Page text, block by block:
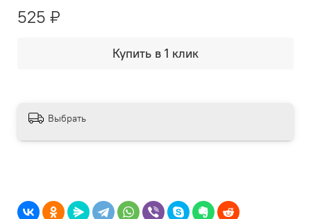
525 ₽
Купить в 1 клик
Выбрать